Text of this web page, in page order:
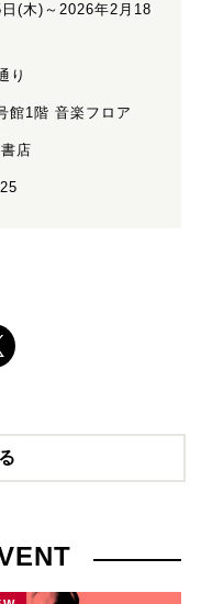
(木)～2026年2月18
り
館1階 音楽フロア
店